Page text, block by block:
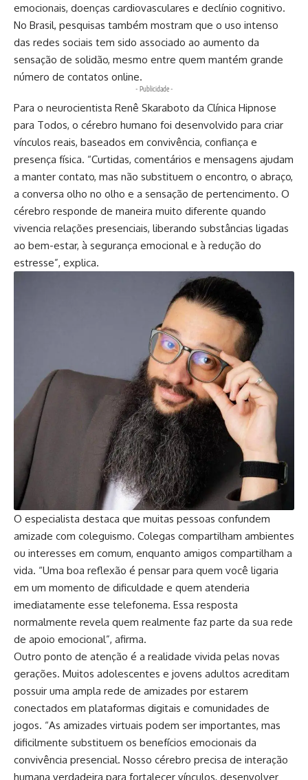
emocionais, doenças cardiovasculares e declínio cognitivo.
No Brasil, pesquisas também mostram que o uso intenso
das redes sociais tem sido associado ao aumento da
sensação de solidão, mesmo entre quem mantém grande
número de contatos online.
- Publicidade -
Para o neurocientista Renê Skaraboto da Clínica Hipnose
para Todos, o cérebro humano foi desenvolvido para criar
vínculos reais, baseados em convivência, confiança e
presença física. “Curtidas, comentários e mensagens ajudam
a manter contato, mas não substituem o encontro, o abraço,
a conversa olho no olho e a sensação de pertencimento. O
cérebro responde de maneira muito diferente quando
vivencia relações presenciais, liberando substâncias ligadas
ao bem-estar, à segurança emocional e à redução do
estresse”, explica.
O especialista destaca que muitas pessoas confundem
amizade com coleguismo. Colegas compartilham ambientes
ou interesses em comum, enquanto amigos compartilham a
vida. “Uma boa reflexão é pensar para quem você ligaria
em um momento de dificuldade e quem atenderia
imediatamente esse telefonema. Essa resposta
normalmente revela quem realmente faz parte da sua rede
de apoio emocional”, afirma.
Outro ponto de atenção é a realidade vivida pelas novas
gerações. Muitos adolescentes e jovens adultos acreditam
possuir uma ampla rede de amizades por estarem
conectados em plataformas digitais e comunidades de
jogos. “As amizades virtuais podem ser importantes, mas
dificilmente substituem os benefícios emocionais da
convivência presencial. Nosso cérebro precisa de interação
humana verdadeira para fortalecer vínculos, desenvolver